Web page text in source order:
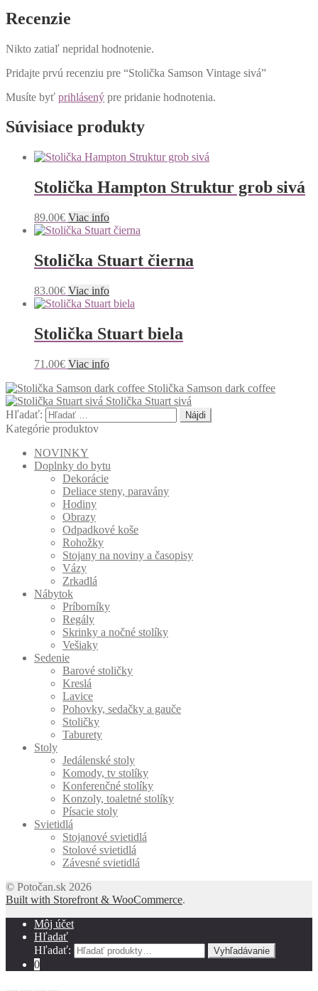
Recenzie
Nikto zatiaľ nepridal hodnotenie.
Pridajte prvú recenziu pre “Stolička Samson Vintage sivá”
Musíte byť prihlásený pre pridanie hodnotenia.
Súvisiace produkty
Stolička Hampton Struktur grob sivá
89.00€ Viac info
Stolička Stuart čierna
83.00€ Viac info
Stolička Stuart biela
71.00€ Viac info
Stolička Samson dark coffee
Stolička Stuart sivá
Hľadať:
Kategórie produktov
NOVINKY
Doplnky do bytu
Dekorácie
Deliace steny, paravány
Hodiny
Obrazy
Odpadkové koše
Rohožky
Stojany na noviny a časopisy
Vázy
Zrkadlá
Nábytok
Príborníky
Regály
Skrinky a nočné stolíky
Vešiaky
Sedenie
Barové stoličky
Kreslá
Lavice
Pohovky, sedačky a gauče
Stoličky
Taburety
Stoly
Jedálenské stoly
Komody, tv stolíky
Konferenčné stolíky
Konzoly, toaletné stolíky
Písacie stoly
Svietidlá
Stojanové svietidlá
Stolové svietidlá
Závesné svietidlá
© Potočan.sk 2026
Built with Storefront & WooCommerce.
Môj účet
Hľadať
Hľadať:
Vyhľadávanie
0